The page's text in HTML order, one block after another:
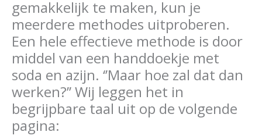
gemakkelijk te maken, kun je
meerdere methodes uitproberen.
Een hele effectieve methode is door
middel van een handdoekje met
soda en azijn. ‘’Maar hoe zal dat dan
werken?’’ Wij leggen het in
begrijpbare taal uit op de volgende
pagina: